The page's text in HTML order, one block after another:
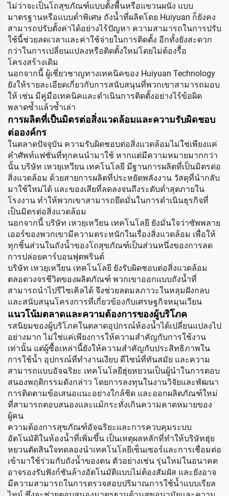
ไม่ว่าจะเป็นโถสุขภัณฑ์แบบตั้งพื้นหรือแขวนผนัง แบบ
มาตรฐานหรือแบบต่ำพิเศษ ถังน้ำที่ผลิตโดย Huiyuan ก็ยังคง
สามารถปรับตั้งค่าได้อย่างไร้ปัญหา ความสามารถในการปรับ
ใช้นี้ช่วยลดเวลาและค่าใช้จ่ายในการติดตั้ง อีกทั้งยังสะดวก
กว่าในการเปลี่ยนแปลงหรือติดตั้งใหม่โดยไม่ต้องรื้อ
โครงสร้างเดิม
นอกจากนี้ ผู้เชี่ยวชาญทางเทคนิคของ Huiyuan Technology
ยังให้รายละเอียดเกี่ยวกับการสนับสนุนที่พวกเขาสามารถมอบ
ให้ เช่น มีคู่มือเทคนิคและดำเนินการติดตั้งอย่างไร้ข้อผิด
พลาดซ้ำแล้วซ้ำเล่า
การผลิตที่เป็นมิตรต่อสิ่งแวดล้อมและความรับผิดชอบ
ต่อองค์กร
ในตลาดปัจจุบัน ความรับผิดชอบต่อสิ่งแวดล้อมไม่ใช่เพียงแค่
คำศัพท์แฟชั่นที่ทุกคนนำมาใช้ หากแต่มีความหมายมากกว่า
นั้น บริษัท เหวยฺเหวียน เทคโนโลยี มีฐานการผลิตที่เป็นมิตรต่อ
สิ่งแวดล้อม ด้วยสายการผลิตที่ประหยัดพลังงาน วัสดุที่นำกลับ
มาใช้ใหม่ได้ และของเสียที่ลดลงจนถึงระดับต่ำสุดภายใน
โรงงาน ทำให้พวกเขาสามารถยึดมั่นในการดำเนินธุรกิจที่
เป็นมิตรต่อสิ่งแวดล้อม
นอกจากนี้ บริษัท เหวยฺเหวียน เทคโนโลยี ยังมั่นใจว่าซัพพลาย
เออร์ของพวกเขามีความตระหนักในเรื่องสิ่งแวดล้อม เพื่อให้
ทุกชิ้นส่วนในถังน้ำของโถสุขภัณฑ์เป็นส่วนหนึ่งของการลด
การปล่อยคาร์บอนฟุตพรินต์
บริษัท เหวยฺเหวียน เทคโนโลยี ยังรับผิดชอบต่อสิ่งแวดล้อม
ตลอดวงจรชีวิตของผลิตภัณฑ์ พวกเขาออกแบบถังน้ำที่
สามารถนำไปรีไซเคิลได้ จึงช่วยลดมลภาวะในหลุมฝังกลบ
และสนับสนุนโครงการที่เกี่ยวข้องกับเศรษฐกิจหมุนเวียน
แนวโน้มตลาดและความต้องการของผู้บริโภค
รสนิยมของผู้บริโภคในตลาดอุปกรณ์ห้องน้ำได้เปลี่ยนแปลงไป
อย่างมาก ไม่ใช่แค่เพียงการให้ความสำคัญกับการใช้งาน
เท่านั้น แต่ผู้ซื้อเหล่านี้ยังให้ความสำคัญกับประสิทธิภาพใน
การใช้น้ำ อุปกรณ์ที่ทำงานเงียบ ดีไซน์ที่ทันสมัย และความ
สามารถแบบอัจฉริยะ เทคโนโลยีฮุ่ยหยวนเป็นผู้นำในการตอบ
สนองพฤติกรรมดังกล่าว โดยการลงทุนในงานวิจัยและพัฒนา
การติดตามข้อเสนอแนะอย่างใกล้ชิด และออกผลิตภัณฑ์ใหม่
ที่สามารถตอบสนองและแม้กระทั่งเกินความคาดหมายของ
ผู้คน
ความต้องการสุขภัณฑ์อัจฉริยะและการควบคุมระบบ
อัตโนมัติในห้องน้ำที่เพิ่มขึ้น เป็นเหตุผลหลักที่ทำให้บริษัทฮุ่ย
หยวนตัดสินใจทดลองนำเทคโนโลยีเซ็นเซอร์และการเชื่อมต่อ
เข้ามาใช้ร่วมกับถังน้ำของตน ตัวอย่างเช่น รุ่นใหม่ในอนาคต
อาจรองรับฟังก์ชันล้างอัตโนมัติแบบไม่ต้องสัมผัส และยังอาจ
มีความสามารถในการตรวจสอบปริมาณการใช้น้ำแบบเรียล